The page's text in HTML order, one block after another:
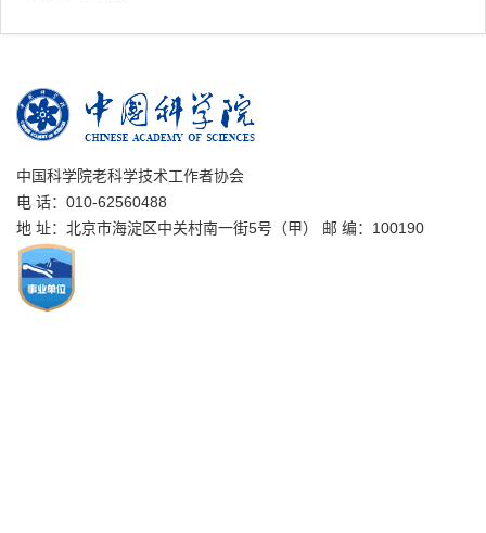
中国科学院老科学技术工作者协会
电 话：010-62560488
地 址：北京市海淀区中关村南一街5号（甲） 邮 编：100190